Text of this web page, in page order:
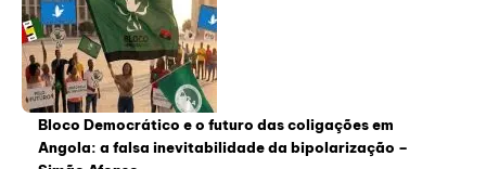
Bloco Democrático e o futuro das coligações em
Angola: a falsa inevitabilidade da bipolarização –